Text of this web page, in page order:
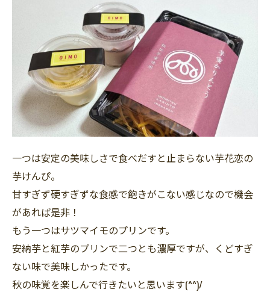
一つは安定の美味しさで食べだすと止まらない芋花恋の
芋けんぴ。
甘すぎず硬すぎずな食感で飽きがこない感じなので機会
があれば是非！
もう一つはサツマイモのプリンです。
安納芋と紅芋のプリンで二つとも濃厚ですが、くどすぎ
ない味で美味しかったです。
秋の味覚を楽しんで行きたいと思います(^^)/